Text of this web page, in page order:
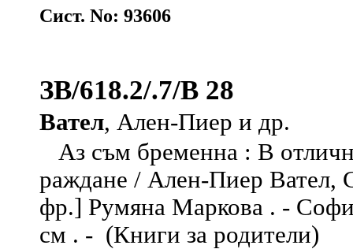
Сист. No: 93606
ЗВ/618.2/.7/В 28
Вател, Ален-Пиер и др.
Аз съм бременна : В
раждане / Ален-Пиер Вател,
фр.] Румяна Маркова . -
см . - (Книги за родители)